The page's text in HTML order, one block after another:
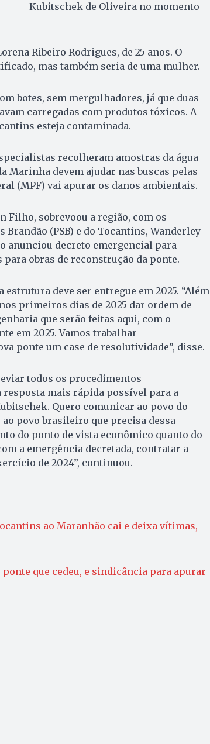
Kubitschek de Oliveira no momento
Ribeiro Rodrigues, de 25 anos. O
mas também seria de uma mulher.
botes, sem mergulhadores, já que duas
carregadas com produtos tóxicos. A
esteja contaminada.
recolheram amostras da água
Marinha devem ajudar nas buscas pelas
(MPF) vai apurar os danos ambientais.
Filho, sobrevoou a região, com os
(PSB) e do Tocantins, Wanderley
anunciou decreto emergencial para
obras de reconstrução da ponte.
deve ser entregue em 2025. “Além
primeiros dias de 2025 dar ordem de
que serão feitas aqui, com o
em 2025. Vamos trabalhar
ponte um case de resolutividade”, disse.
todos os procedimentos
mais rápida possível para a
Quero comunicar ao povo do
povo brasileiro que precisa dessa
do ponto de vista econômico quanto do
a emergência decretada, contratar a
de 2024”, continuou.
ao Maranhão cai e deixa vítimas,
que cedeu, e sindicância para apurar